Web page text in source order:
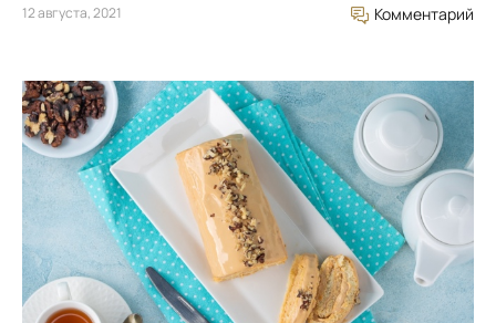
12 августа, 2021 Комментарий